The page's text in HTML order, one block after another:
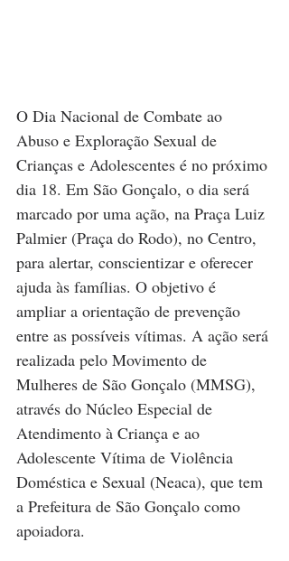
O Dia Nacional de Combate ao
Abuso e Exploração Sexual de
Crianças e Adolescentes é no próximo
dia 18. Em São Gonçalo, o dia será
marcado por uma ação, na Praça Luiz
Palmier (Praça do Rodo), no Centro,
para alertar, conscientizar e oferecer
ajuda às famílias. O objetivo é
ampliar a orientação de prevenção
entre as possíveis vítimas. A ação será
realizada pelo Movimento de
Mulheres de São Gonçalo (MMSG),
através do Núcleo Especial de
Atendimento à Criança e ao
Adolescente Vítima de Violência
Doméstica e Sexual (Neaca), que tem
a Prefeitura de São Gonçalo como
apoiadora.